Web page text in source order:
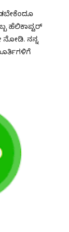
ಹೆಲಿಕಾಪ್ಟರ್
ನೋಡಿ. ನನ್ನ